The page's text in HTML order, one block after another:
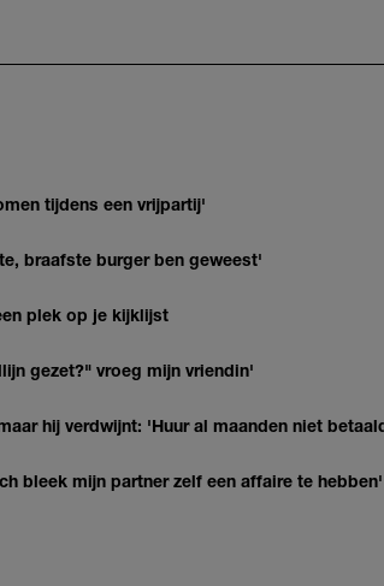
tijdens een vrijpartij'
braafste burger ben geweest'
plek op je kijklijst
gezet?" vroeg mijn vriendin'
hij verdwijnt: 'Huur al maanden niet
bleek mijn partner zelf een affaire te hebben'